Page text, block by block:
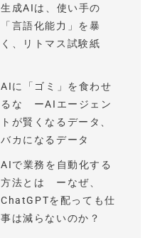
生成AIは、使い手の
「言語化能力」を暴
く、リトマス試験紙
AIに「ゴミ」を食わせ
るな ーAIエージェン
トが賢くなるデータ、
バカになるデータ
AIで業務を自動化する
方法とは ーなぜ、
ChatGPTを配っても仕
事は減らないのか？